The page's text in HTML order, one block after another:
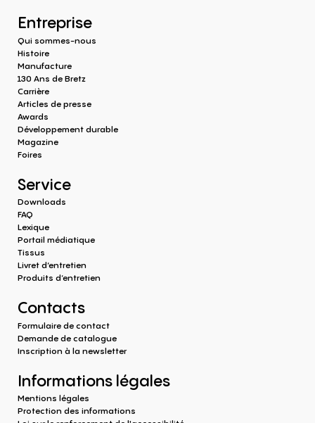
Entreprise
Qui sommes-nous
Histoire
Manufacture
130 Ans de Bretz
Carrière
Articles de presse
Awards
Développement durable
Magazine
Foires
Service
Downloads
FAQ
Lexique
Portail médiatique
Tissus
Livret d’entretien
Produits d‘entretien
Contacts
Formulaire de contact
Demande de catalogue
Inscription à la newsletter
Informations légales
Mentions légales
Protection des informations